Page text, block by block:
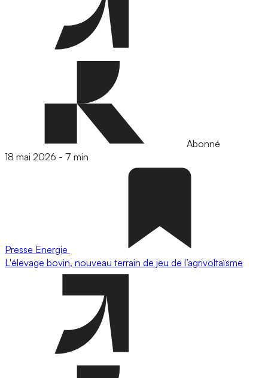
Abonné
18 mai 2026 - 7 min
Presse Energie
L'élevage bovin, nouveau terrain de jeu de l’agrivoltaïsme